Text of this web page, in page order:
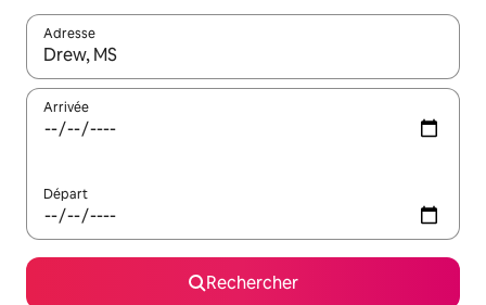
Adresse
Lorsque les résultats s'affichent, utilisez les flèches vers le
Arrivée
Départ
Rechercher